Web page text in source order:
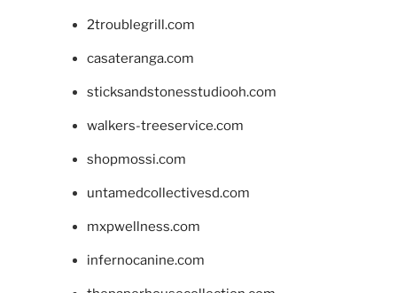
2troublegrill.com
casateranga.com
sticksandstonesstudiooh.com
walkers-treeservice.com
shopmossi.com
untamedcollectivesd.com
mxpwellness.com
infernocanine.com